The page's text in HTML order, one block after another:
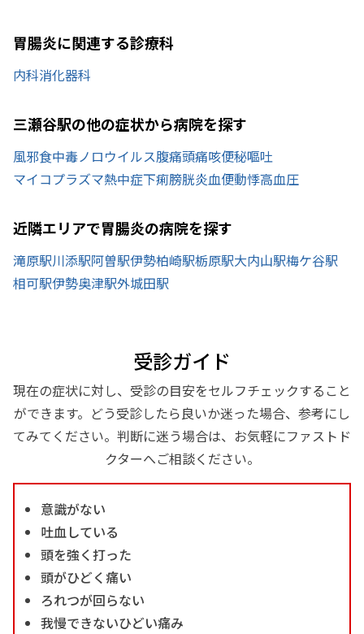
胃腸炎に関連する診療科
内科消化器科
三瀬谷駅の他の症状から病院を探す
風邪食中毒ノロウイルス腹痛頭痛咳便秘嘔吐
マイコプラズマ熱中症下痢膀胱炎血便動悸高血圧
近隣エリアで胃腸炎の病院を探す
滝原駅川添駅阿曽駅伊勢柏崎駅栃原駅大内山駅梅ケ谷駅
相可駅伊勢奥津駅外城田駅
受診ガイド
現在の症状に対し、受診の目安をセルフチェックすること
ができます。どう受診したら良いか迷った場合、参考にし
てみてください。判断に迷う場合は、お気軽にファストド
クターへご相談ください。
意識がない
吐血している
頭を強く打った
頭がひどく痛い
ろれつが回らない
我慢できないひどい痛み